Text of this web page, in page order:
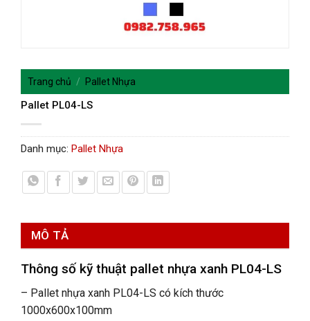
Trang chủ / Pallet Nhựa
Pallet PL04-LS
Danh mục: Pallet Nhựa
MÔ TẢ
Thông số kỹ thuật pallet nhựa xanh PL04-LS
– Pallet nhựa xanh PL04-LS có kích thước
1000x600x100mm